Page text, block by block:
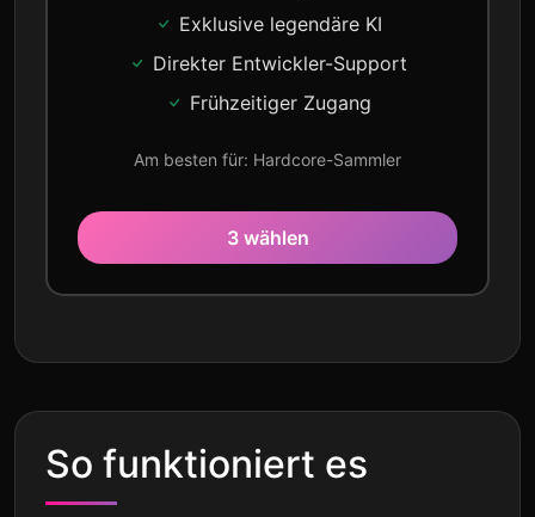
Exklusive legendäre KI
Direkter Entwickler-Support
Frühzeitiger Zugang
Am besten für: Hardcore-Sammler
3 wählen
So funktioniert es